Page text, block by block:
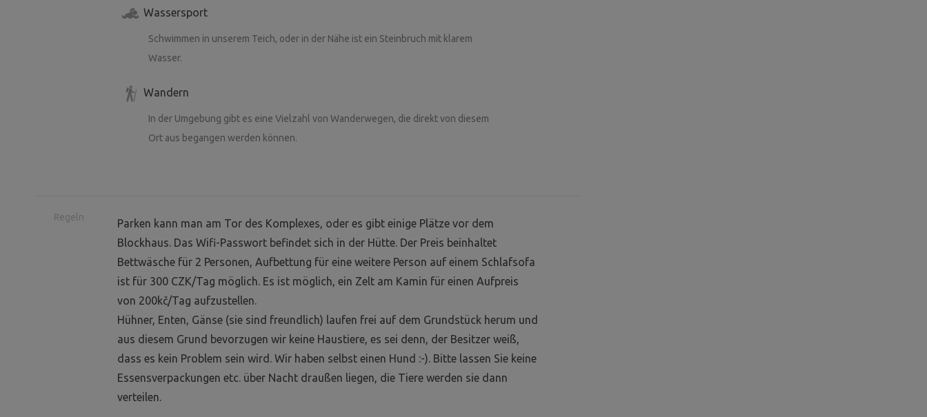
Wassersport
Schwimmen in unserem Teich, oder in der Nähe ist ein Steinbruch mit klarem
Wasser.
Wandern
In der Umgebung gibt es eine Vielzahl von Wanderwegen, die direkt von diesem
Ort aus begangen werden können.
Regeln
Parken kann man am Tor des Komplexes, oder es gibt einige Plätze vor dem
Blockhaus. Das Wifi-Passwort befindet sich in der Hütte. Der Preis beinhaltet
Bettwäsche für 2 Personen, Aufbettung für eine weitere Person auf einem Schlafsofa
ist für 300 CZK/Tag möglich. Es ist möglich, ein Zelt am Kamin für einen Aufpreis
von 200kč/Tag aufzustellen.
Hühner, Enten, Gänse (sie sind freundlich) laufen frei auf dem Grundstück herum und
aus diesem Grund bevorzugen wir keine Haustiere, es sei denn, der Besitzer weiß,
dass es kein Problem sein wird. Wir haben selbst einen Hund :-). Bitte lassen Sie keine
Essensverpackungen etc. über Nacht draußen liegen, die Tiere werden sie dann
verteilen.